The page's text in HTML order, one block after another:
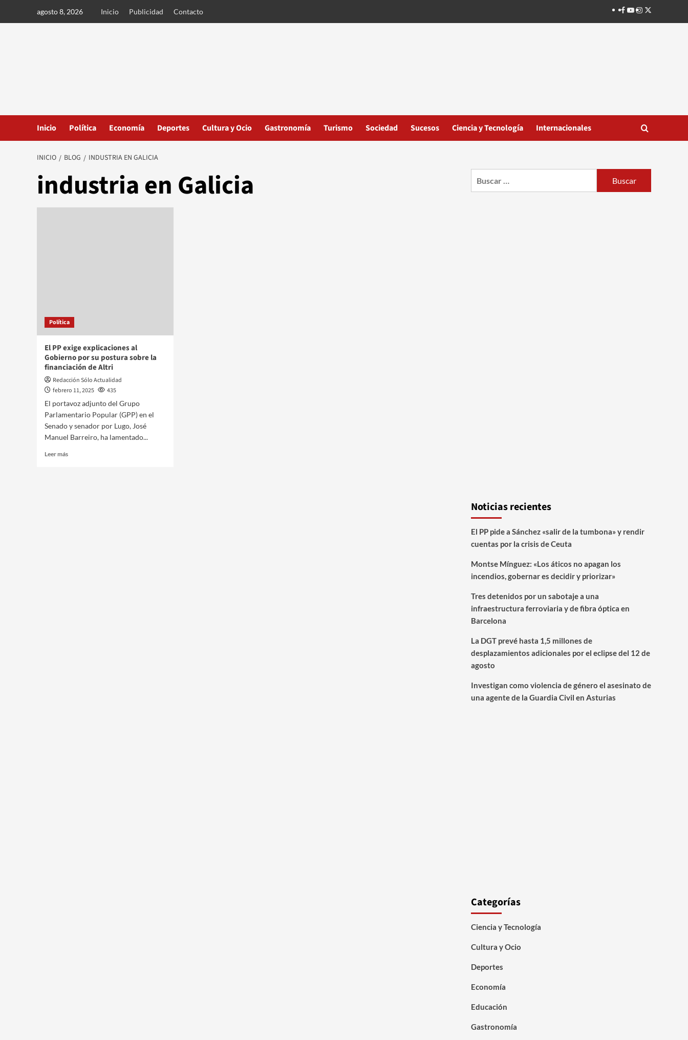
agosto 8, 2026 Inicio Publicidad Contacto Facebook
Youtube
Instagram
Twitter
Inicio Política Economía Deportes Cultura y Ocio Gastronomía Turismo Sociedad Sucesos Ciencia y Tecnología Internacionales
INICIO BLOG INDUSTRIA EN GALICIA
industria en Galicia
Política
El PP exige explicaciones al
Gobierno por su postura sobre la
financiación de Altri
Redacción Sólo Actualidad
febrero 11, 2025
435
El portavoz adjunto del Grupo
Parlamentario Popular (GPP) en el
Senado y senador por Lugo, José
Manuel Barreiro, ha lamentado...
Leer más
Noticias recientes
El PP pide a Sánchez «salir de la tumbona» y rendir
cuentas por la crisis de Ceuta
Montse Mínguez: «Los áticos no apagan los
incendios, gobernar es decidir y priorizar»
Tres detenidos por un sabotaje a una
infraestructura ferroviaria y de fibra óptica en
Barcelona
La DGT prevé hasta 1,5 millones de
desplazamientos adicionales por el eclipse del 12 de
agosto
Investigan como violencia de género el asesinato de
una agente de la Guardia Civil en Asturias
Categorías
Ciencia y Tecnología
Cultura y Ocio
Deportes
Economía
Educación
Gastronomía